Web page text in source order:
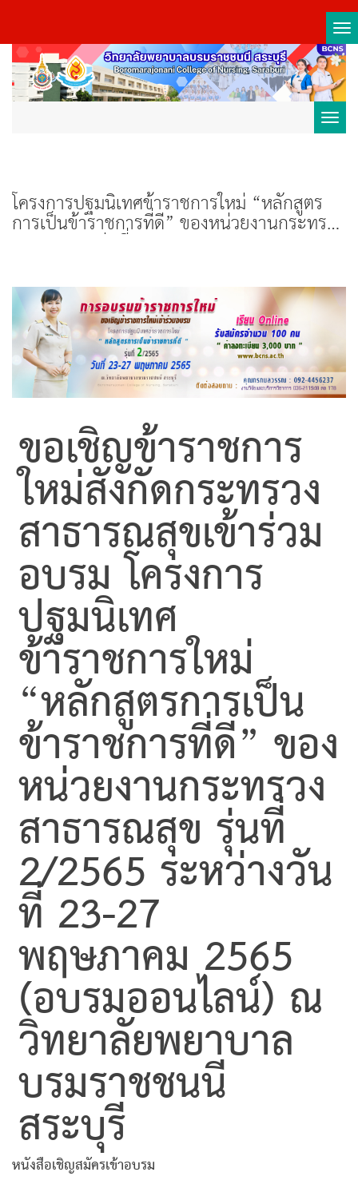
โครงการปฐมนิเทศข้าราชการใหม่ “หลักสูตร
การเป็นข้าราชการที่ดี” ของหน่วยงานกระทรวง
สาธารณสุข รุ่นที่ 2/2565
ขอเชิญข้าราชการ
ใหม่สังกัดกระทรวง
สาธารณสุขเข้าร่วม
อบรม โครงการ
ปฐมนิเทศ
ข้าราชการใหม่
“หลักสูตรการเป็น
ข้าราชการที่ดี” ของ
หน่วยงานกระทรวง
สาธารณสุข รุ่นที่
2/2565 ระหว่างวัน
ที่ 23-27
พฤษภาคม 2565
(อบรมออนไลน์) ณ
วิทยาลัยพยาบาล
บรมราชชนนี
สระบุรี
หนังสือเชิญสมัครเข้าอบรม